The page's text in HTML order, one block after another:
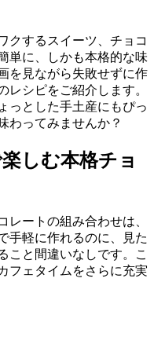
クするスイーツ、チョコ
単に、しかも本格的な味
を見ながら失敗せずに作
レシピをご紹介します。
っとした手土産にもぴっ
わってみませんか？
しむ本格チョ
レートの組み合わせは、
手軽に作れるのに、見た
こと間違いなしです。こ
フェタイムをさらに充実